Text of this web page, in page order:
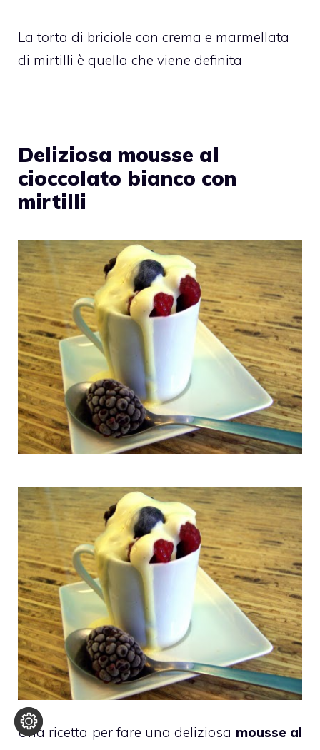
La torta di briciole con crema e marmellata
di mirtilli è quella che viene definita
Deliziosa mousse al
cioccolato bianco con
mirtilli
Una ricetta per fare una deliziosa mousse al